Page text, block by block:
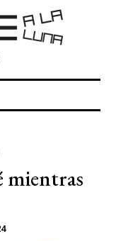
mientras